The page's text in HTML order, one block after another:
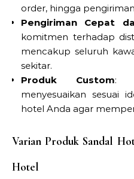
order, hingga
Pengiriman Cepat
komitmen terhadap
mencakup seluruh
sekitar.
Produk Custom:
menyesuaikan sesuai
hotel Anda agar
Varian Produk Sandal
Hotel